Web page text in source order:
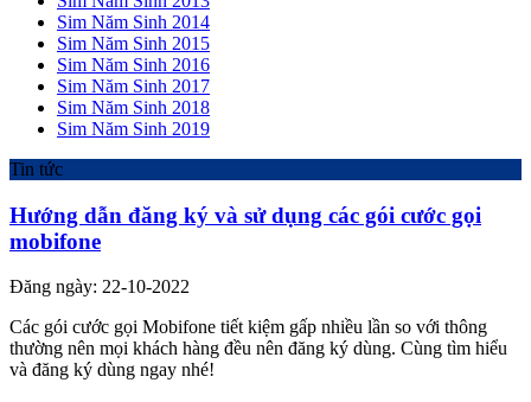
Sim Năm Sinh 2014
Sim Năm Sinh 2015
Sim Năm Sinh 2016
Sim Năm Sinh 2017
Sim Năm Sinh 2018
Sim Năm Sinh 2019
Tin tức
Hướng dẫn đăng ký và sử dụng các gói cước gọi
mobifone
Đăng ngày: 22-10-2022
Các gói cước gọi Mobifone tiết kiệm gấp nhiều lần so với thông
thường nên mọi khách hàng đều nên đăng ký dùng. Cùng tìm hiểu
và đăng ký dùng ngay nhé!